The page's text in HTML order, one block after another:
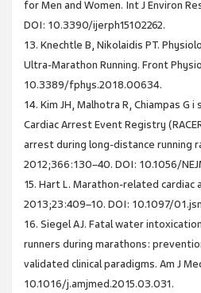
for Men and Women. Int J Environ
DOI: 10.3390/ijerph15102262.
13. Knechtle B, Nikolaidis PT.
Ultra-Marathon Running. Front
10.3389/fphys.2018.00634.
14. Kim JH, Malhotra R, Chiampas G i
Cardiac Arrest Event Registry
arrest during long-distance running
2012;366:130–40. DOI: 10.1056/
15. Hart L. Marathon-related cardiac
2013;23:409–10. DOI: 10.1097/
16. Siegel AJ. Fatal water
runners during marathons:
validated clinical paradigms. Am J
10.1016/j.amjmed.2015.03.031.